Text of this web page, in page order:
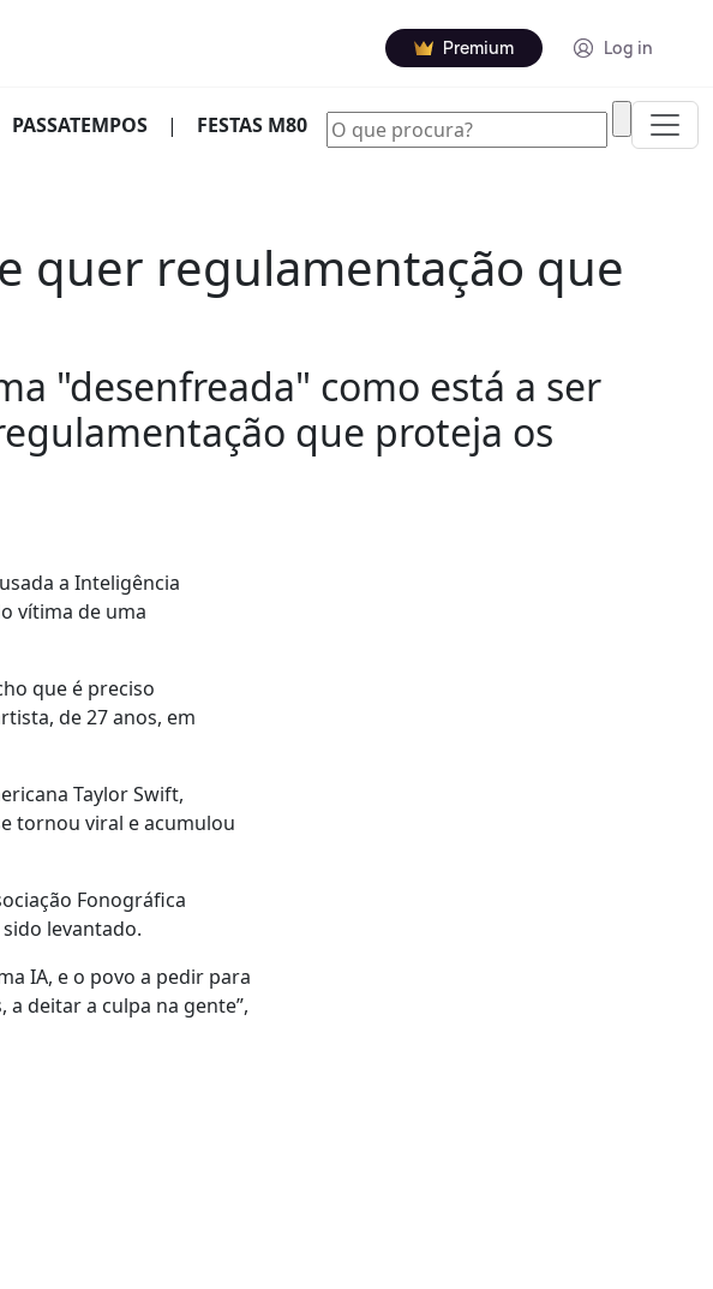
Premium Log in
PASSATEMPOS | FESTAS M80
quer regulamentação que
"desenfreada" como está a ser
que proteja os
a Inteligência
vítima de uma
que é preciso
de 27 anos, em
Taylor Swift,
tornou viral e acumulou
Fonográfica
levantado.
IA, e o povo a pedir para
a deitar a culpa na gente”,